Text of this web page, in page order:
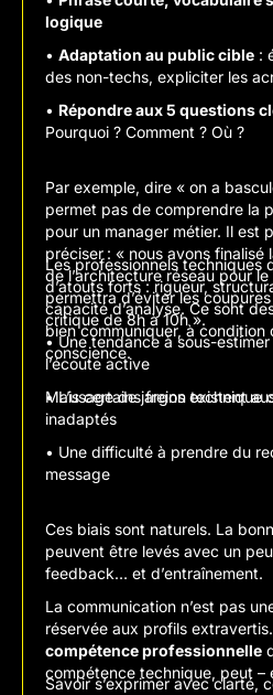
logique
• Adaptation au public cible :
des non-techs, expliciter les
• Répondre aux 5 questions
Pourquoi ? Comment ? Où ?
Par exemple, dire « on a
permet pas de comprendre la
pour un manager métier. Il est
préciser : « nous avons finalisé
de l’architecture réseau pour
permettra d’éviter les
critique de 8h à 10h ».
Les professionnels techniques
d’atouts forts : rigueur,
capacité d’analyse. Ce sont
bien communiquer, à condition
conscience.
Mais certains freins existent
• Une tendance à sous-
l’écoute active
• L’usage de jargon technique
inadaptés
• Une difficulté à prendre du
message
Ces biais sont naturels. La
peuvent être levés avec un
feedback… et d’entraînement.
La communication n’est pas
réservée aux profils extravertis.
compétence professionnelle
compétence technique, peut –
Savoir s’exprimer avec clarté,